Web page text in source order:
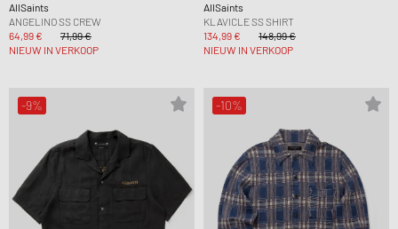
AllSaints
ANGELINO SS CREW
64,99 €
71,99 €
NIEUW IN VERKOOP
AllSaints
KLAVICLE SS SHIRT
134,99 €
148,99 €
NIEUW IN VERKOOP
-9% -10%